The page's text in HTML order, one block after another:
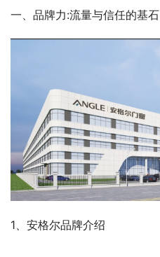
一、品牌力:流量与信任的基石
1、安格尔品牌介绍